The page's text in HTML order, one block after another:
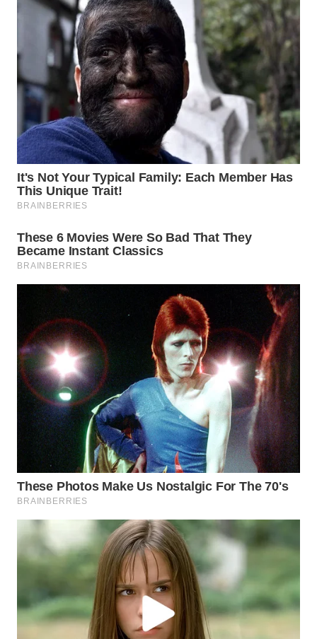
BEKASI
BOGOR
WN
DEPOK
WN
TAPANULI
UTARA
SAMOSIR
WN
PADANG
WN
SUMEDANG
WN
CIANJUR
WN
KEPULAUAN
SERIBU
WN
TANGERANG
WN
WN
CIREBON